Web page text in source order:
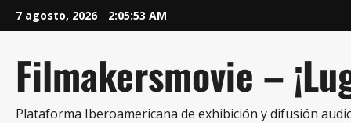
7 agosto, 2026 2:05:54 AM
Filmakersmovie –
Plataforma Iberoamericana de exhibición y difusión